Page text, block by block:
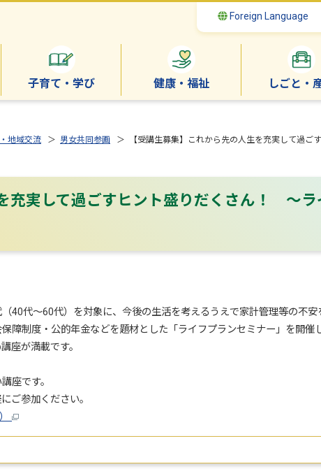
Foreign Language
子育て・学び 健康・福祉 しごと・
地域交流 ＞ 男女共同参画 ＞ 【受講生募集】これから先の人生を充実して過ご
充実して過ごすヒント盛りだくさん！ ～
40代～60代）を対象に、今後の生活を考えるうえで家計管理等の不
障制度・公的年金などを題材とした「ライフプランセミナー」を開催し
座が満載です。
座です。
ご参加ください。